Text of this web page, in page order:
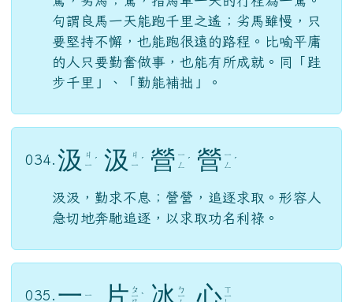
句謂良馬一天能跑千里之遙；劣馬雖慢，只
要堅持不懈，也能跑很遠的路程。比喻平庸
的人只要勤奮做事，也能有所成就。同「跬
步千里」、「勤能補拙」。
034. 汲
ㄐ
ㄧ ˊ 汲
ㄐ
ㄧ ˊ 營 ㄧ
ㄥ
ˊ 營 ㄧ
ㄥ
ˊ
汲汲，勤求不息；營營，追逐求取。形容人
急切地奔馳追逐，以求取功名利祿。
035. 一 ㄧ 片 ㄆ
ㄧ ˋ 冰 ㄅ
ㄧ 心 ㄒ
ㄧ